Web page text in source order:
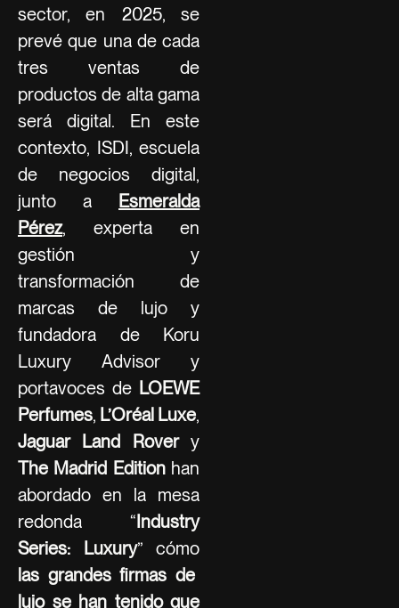
sector, en 2025, se
prevé que una de cada
tres ventas de
productos de alta gama
será digital. En este
contexto, ISDI, escuela
de negocios digital,
junto a Esmeralda
Pérez, experta en
gestión y
transformación de
marcas de lujo y
fundadora de Koru
Luxury Advisor y
portavoces de LOEWE
Perfumes, L’Oréal Luxe,
Jaguar Land Rovery
The Madrid Editionhan
abordado en la mesa
redonda “Industry
Series: Luxury” cómo
las grandes firmas de
lujo se han tenido que